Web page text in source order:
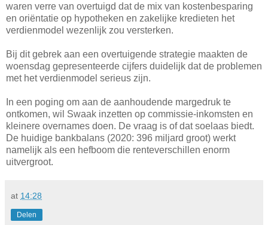
waren verre van overtuigd dat de mix van kostenbesparing
en oriëntatie op hypotheken en zakelijke kredieten het
verdienmodel wezenlijk zou versterken.
Bij dit gebrek aan een overtuigende strategie maakten de
woensdag gepresenteerde cijfers duidelijk dat de problemen
met het verdienmodel serieus zijn.
In een poging om aan de aanhoudende margedruk te
ontkomen, wil Swaak inzetten op commissie-inkomsten en
kleinere overnames doen. De vraag is of dat soelaas biedt.
De huidige bankbalans (2020: 396 miljard groot) werkt
namelijk als een hefboom die renteverschillen enorm
uitvergroot.
at 14:28
Delen